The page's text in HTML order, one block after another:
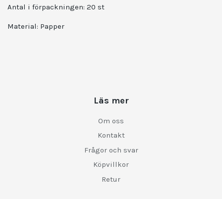
Antal i förpackningen: 20 st
Material: Papper
Läs mer
Om oss
Kontakt
Frågor och svar
Köpvillkor
Retur